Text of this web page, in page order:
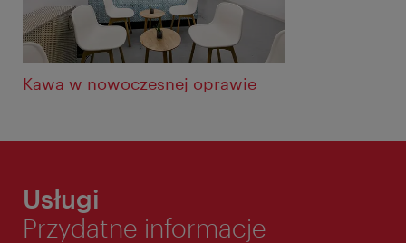
Kawa w nowoczesnej oprawie
Usługi
Przydatne informacje